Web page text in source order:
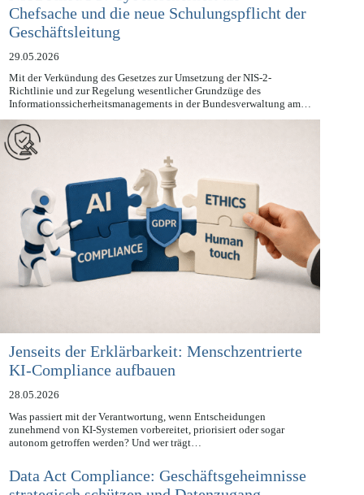
NIS2UmsuCG: Cybersicherheit als
Chefsache und die neue Schulungspflicht der
Geschäftsleitung
29.05.2026
Mit der Verkündung des Gesetzes zur Umsetzung der NIS-2-
Richtlinie und zur Regelung wesentlicher Grundzüge des
Informationssicherheitsmanagements in der Bundesverwaltung am…
Jenseits der Erklärbarkeit: Menschzentrierte
KI-Compliance aufbauen
28.05.2026
Was passiert mit der Verantwortung, wenn Entscheidungen
zunehmend von KI-Systemen vorbereitet, priorisiert oder sogar